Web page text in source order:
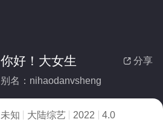
 分享
你好！大女生
别名：nihaodanvsheng
未知 大陆综艺 2022
4.0